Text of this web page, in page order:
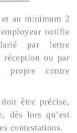
au minimum 2
notifie
par lettre
réception ou par
propre contre
être précise,
dès lors qu’est
contestations.